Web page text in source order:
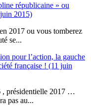
républicaine » ou
2015)
2017 ou vous tomberez
se...
pour l’action, la gauche
française ! (11 juin
présidentielle 2017 …
pas au...